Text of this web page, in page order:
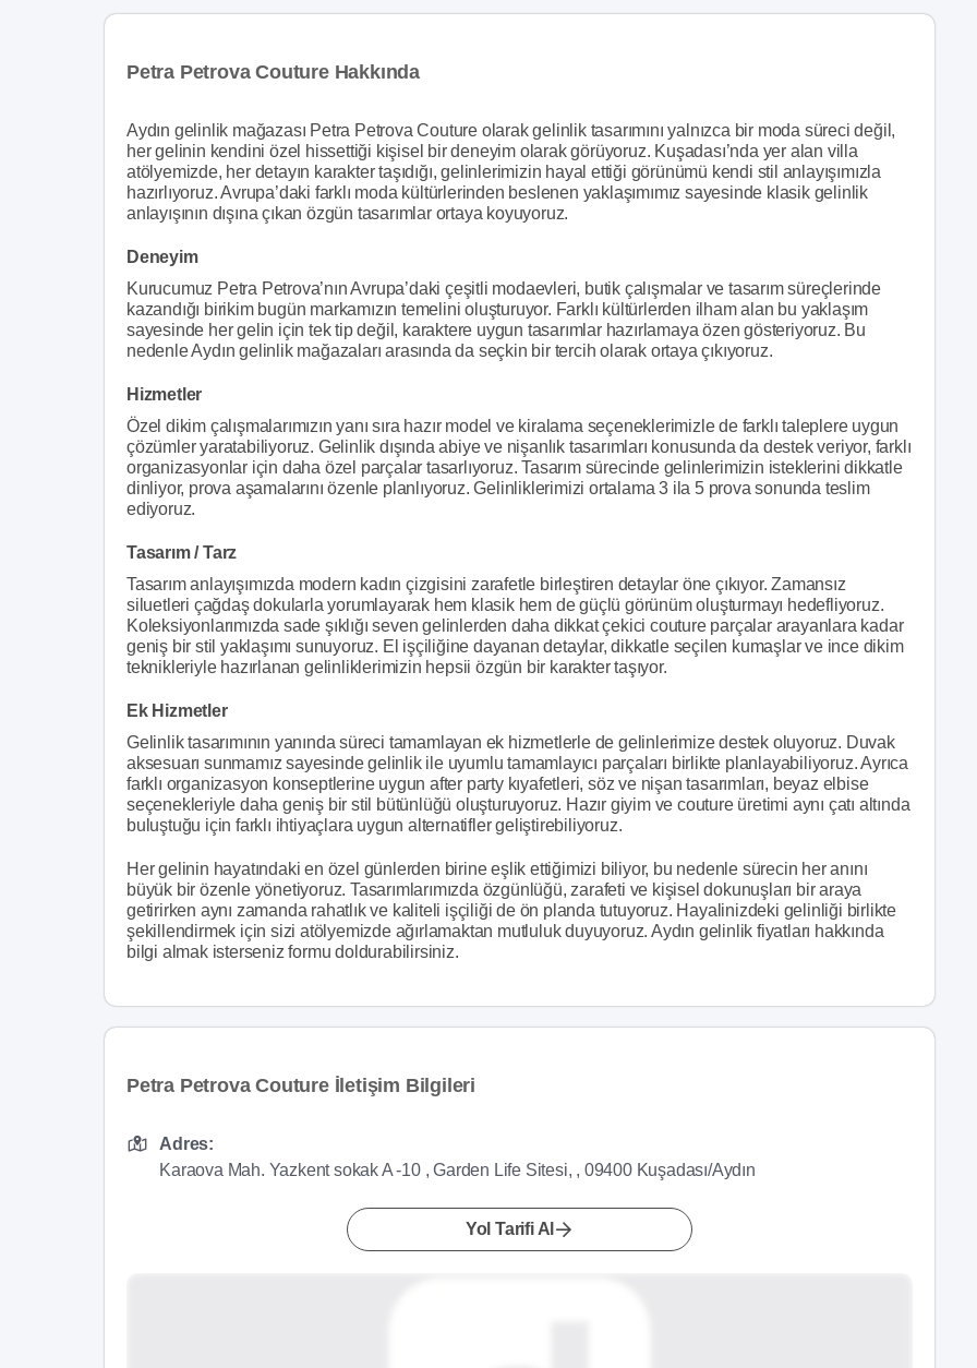
Petra Petrova Couture Hakkında
Aydın gelinlik mağazası Petra Petrova Couture olarak gelinlik tasarımını yalnızca bir moda süreci değil,
her gelinin kendini özel hissettiği kişisel bir deneyim olarak görüyoruz. Kuşadası’nda yer alan villa
atölyemizde, her detayın karakter taşıdığı, gelinlerimizin hayal ettiği görünümü kendi stil anlayışımızla
hazırlıyoruz. Avrupa’daki farklı moda kültürlerinden beslenen yaklaşımımız sayesinde klasik gelinlik
anlayışının dışına çıkan özgün tasarımlar ortaya koyuyoruz.
Deneyim
Kurucumuz Petra Petrova’nın Avrupa’daki çeşitli modaevleri, butik çalışmalar ve tasarım süreçlerinde
kazandığı birikim bugün markamızın temelini oluşturuyor. Farklı kültürlerden ilham alan bu yaklaşım
sayesinde her gelin için tek tip değil, karaktere uygun tasarımlar hazırlamaya özen gösteriyoruz. Bu
nedenle Aydın gelinlik mağazaları arasında da seçkin bir tercih olarak ortaya çıkıyoruz.
Hizmetler
Özel dikim çalışmalarımızın yanı sıra hazır model ve kiralama seçeneklerimizle de farklı taleplere uygun
çözümler yaratabiliyoruz. Gelinlik dışında abiye ve nişanlık tasarımları konusunda da destek veriyor, farklı
organizasyonlar için daha özel parçalar tasarlıyoruz. Tasarım sürecinde gelinlerimizin isteklerini dikkatle
dinliyor, prova aşamalarını özenle planlıyoruz. Gelinliklerimizi ortalama 3 ila 5 prova sonunda teslim
ediyoruz.
Tasarım / Tarz
Tasarım anlayışımızda modern kadın çizgisini zarafetle birleştiren detaylar öne çıkıyor. Zamansız
siluetleri çağdaş dokularla yorumlayarak hem klasik hem de güçlü görünüm oluşturmayı hedefliyoruz.
Koleksiyonlarımızda sade şıklığı seven gelinlerden daha dikkat çekici couture parçalar arayanlara kadar
geniş bir stil yaklaşımı sunuyoruz. El işçiliğine dayanan detaylar, dikkatle seçilen kumaşlar ve ince dikim
teknikleriyle hazırlanan gelinliklerimizin hepsii özgün bir karakter taşıyor.
Ek Hizmetler
Gelinlik tasarımının yanında süreci tamamlayan ek hizmetlerle de gelinlerimize destek oluyoruz. Duvak
aksesuarı sunmamız sayesinde gelinlik ile uyumlu tamamlayıcı parçaları birlikte planlayabiliyoruz. Ayrıca
farklı organizasyon konseptlerine uygun after party kıyafetleri, söz ve nişan tasarımları, beyaz elbise
seçenekleriyle daha geniş bir stil bütünlüğü oluşturuyoruz. Hazır giyim ve couture üretimi aynı çatı altında
buluştuğu için farklı ihtiyaçlara uygun alternatifler geliştirebiliyoruz.
Her gelinin hayatındaki en özel günlerden birine eşlik ettiğimizi biliyor, bu nedenle sürecin her anını
büyük bir özenle yönetiyoruz. Tasarımlarımızda özgünlüğü, zarafeti ve kişisel dokunuşları bir araya
getirirken aynı zamanda rahatlık ve kaliteli işçiliği de ön planda tutuyoruz. Hayalinizdeki gelinliği birlikte
şekillendirmek için sizi atölyemizde ağırlamaktan mutluluk duyuyoruz. Aydın gelinlik fiyatları hakkında
bilgi almak isterseniz formu doldurabilirsiniz.
Petra Petrova Couture İletişim Bilgileri
Adres:
Karaova Mah. Yazkent sokak A -10 , Garden Life Sitesi, , 09400 Kuşadası/Aydın
Yol Tarifi Al